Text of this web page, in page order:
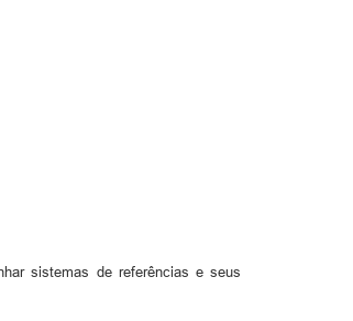
sistemas de referências e seus